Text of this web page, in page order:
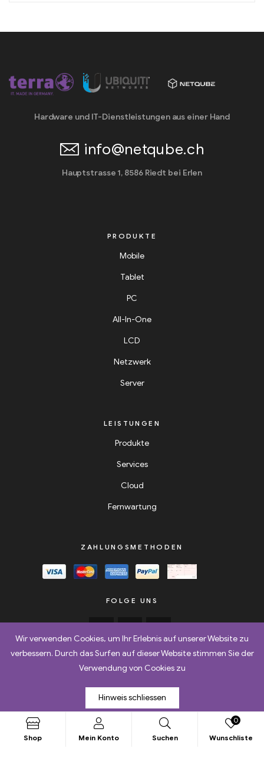
Hardware und IT-Dienstleistungen aus einer Hand
info@netqube.ch
Hauptstrasse 1, 8586 Riedt bei Erlen
PRODUKTE
Mobile
Tablet
PC
All-In-One
LCD
Netzwerk
Server
LEISTUNGEN
Produkte
Services
Cloud
Fernwartung
ZAHLUNGSMETHODEN
FOLGE UNS
Retoure
Versand & Lieferbedingungen
Copyright © 2025Netqube AG . All Rights Reserved.
Shop Mein Konto Suchen Wunschliste
0
Wir verwenden Cookies, um Ihr Erlebnis auf unserer Website zu
verbessern. Durch das Surfen auf dieser Website stimmen Sie der
Verwendung von Cookies zu
Hinweis schliessen